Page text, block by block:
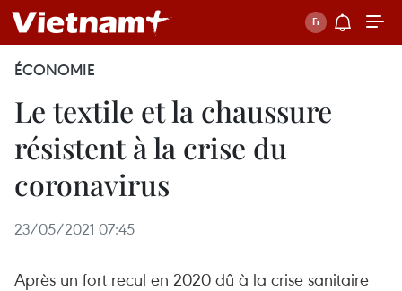
ÉCONOMIE
Le textile et la chaussure
résistent à la crise du
coronavirus
23/05/2021 07:45
Après un fort recul en 2020 dû à la crise sanitaire